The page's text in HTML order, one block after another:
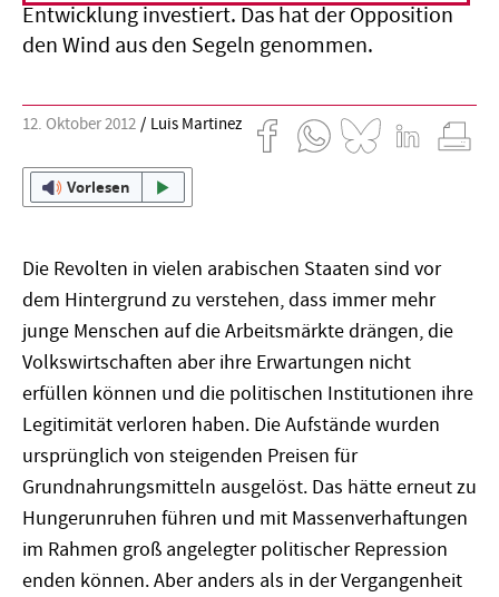
Entwicklung investiert. Das hat der Opposition
den Wind aus den Segeln genommen.
12. Oktober 2012 Luis Martinez
Vorlesen
Die Revolten in vielen arabischen Staaten sind vor
dem Hintergrund zu verstehen, dass immer mehr
junge Menschen auf die Arbeitsmärkte drängen, die
Volkswirtschaften aber ihre Erwartungen nicht
erfüllen können und die politischen Institutionen ihre
Legitimität verloren haben. Die Aufstände wurden
ursprünglich von steigenden Preisen für
Grundnahrungsmitteln ausgelöst. Das hätte erneut zu
Hungerunruhen führen und mit Massenverhaftungen
im Rahmen groß angelegter politischer Repression
enden können. Aber anders als in der Vergangenheit